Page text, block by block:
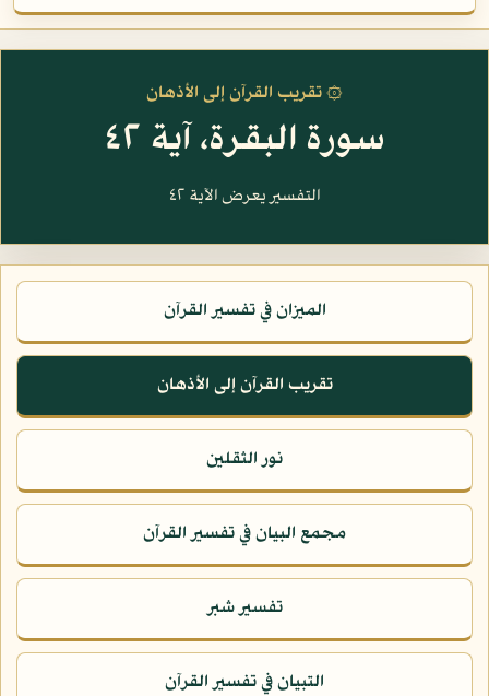
۞ تقريب القرآن إلى الأذهان
سورة البقرة، آية ٤٢
التفسير يعرض الآية ٤٢
الميزان في تفسير القرآن
تقريب القرآن إلى الأذهان
نور الثقلين
مجمع البيان في تفسير القرآن
تفسير شبر
التبيان في تفسير القرآن